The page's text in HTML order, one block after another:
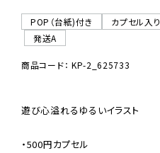
POP（台紙)付き
カプセル入り
発送A
商品コード： KP-2_625733
遊び心溢れるゆるいイラスト
・500円カプセル